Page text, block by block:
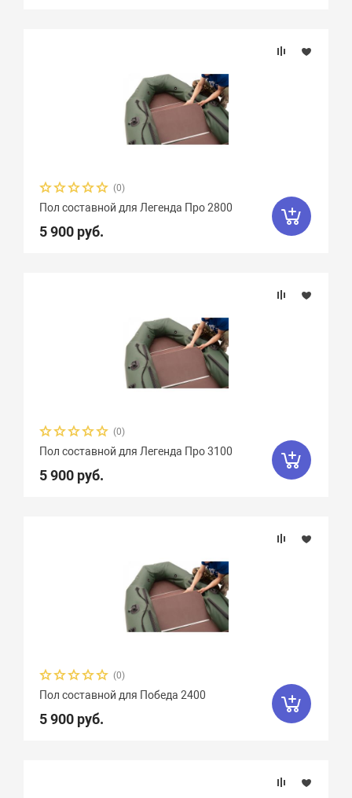
(0)
Пол составной для Легенда Про 2800
5 900 руб.
(0)
Пол составной для Легенда Про 3100
5 900 руб.
(0)
Пол составной для Победа 2400
5 900 руб.